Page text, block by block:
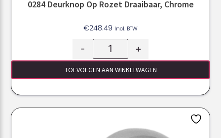
0284 Deurknop Op Rozet Draaibaar, Chrome
€248.49 Incl. BTW
- +
TOEVOEGEN AAN WINKELWAGEN